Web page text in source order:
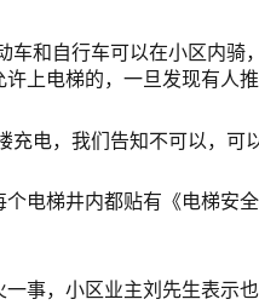
车和自行车可以在小区内
上电梯的，一旦发现有人
充电，我们告知不可以，可
电梯井内都贴有《电梯安
事，小区业主刘先生表示